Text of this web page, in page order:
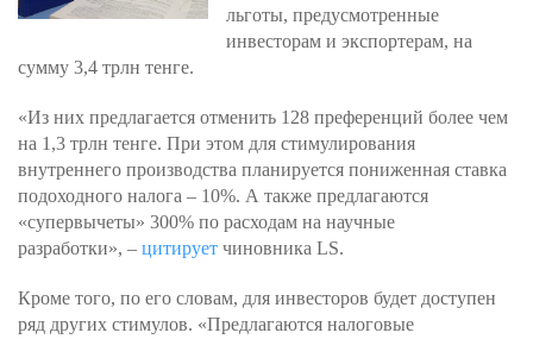
льготы, предусмотренные
инвесторам и экспортерам, на
сумму 3,4 трлн тенге.
«Из них предлагается отменить 128 преференций более чем
на 1,3 трлн тенге. При этом для стимулирования
внутреннего производства планируется пониженная ставка
подоходного налога – 10%. А также предлагаются
«супервычеты» 300% по расходам на научные
разработки», – цитирует чиновника LS.
Кроме того, по его словам, для инвесторов будет доступен
ряд других стимулов. «Предлагаются налоговые